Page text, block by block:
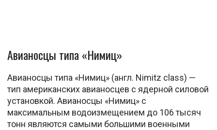
Авианосцы типа «Нимиц»
Авианосцы типа «Нимиц» (англ. Nimitz class) —
тип американских авианосцев с ядерной силовой
установкой. Авианосцы «Нимиц» с
максимальным водоизмещением до 106 тысяч
тонн являются самыми большими военными